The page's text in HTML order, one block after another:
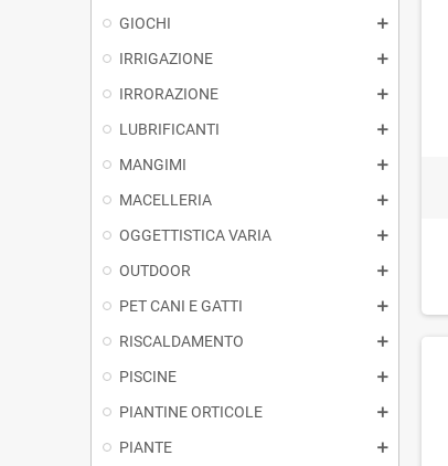
GIOCHI
IRRIGAZIONE
IRRORAZIONE
LUBRIFICANTI
MANGIMI
MACELLERIA
OGGETTISTICA VARIA
OUTDOOR
PET CANI E GATTI
RISCALDAMENTO
PISCINE
PIANTINE ORTICOLE
PIANTE